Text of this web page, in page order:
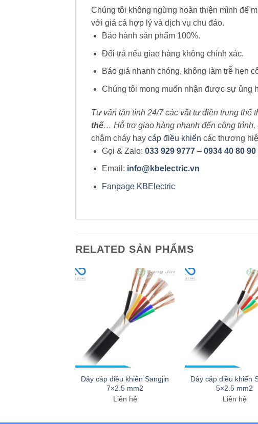
Chúng tôi không ngừng hoàn thiện mình để
với giá cả hợp lý và dịch vụ chu đáo.
Bảo hành sản phẩm 100%.
Đổi trả nếu giao hàng không chính xác.
Báo giá nhanh chóng, không làm trễ hẹn
Chúng tôi mong muốn nhận được sự ủng
Tư vấn tận tình 24/7 các vật tư điện trung thế
thế… Hỗ trợ giao hàng nhanh đến công trình,
chậm cháy hay cáp điều khiển các thương
Gọi & Zalo: 033 929 9777 – 0934 40 80 90
Email: info@kbelectric.vn
Fanpage KBElectric
RELATED SẢN PHẨMS
Dây cáp điều khiển Sangjin
7×2.5 mm2
Liên hệ
Dây cáp điều khiển
5×2.5 mm2
Liên hệ